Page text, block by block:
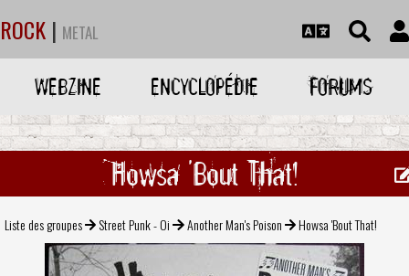
ROCK | METAL
WEBZINE ENCYCLOPÉDIE FORUMS
Howsa 'Bout That!
Liste des groupes Street Punk - Oi Another Man's Poison Howsa 'Bout That!